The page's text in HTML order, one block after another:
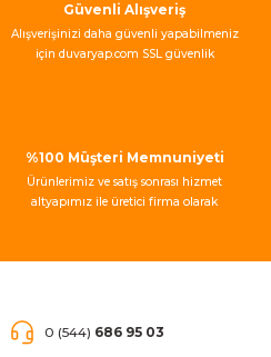
Güvenli Alışveriş
Alışverişinizi daha güvenli yapabilmeniz
için duvaryap.com SSL güvenlik
%100 Müşteri Memnuniyeti
Ürünlerimiz ve satış sonrası hizmet
altyapımız ile üretici firma olarak
0 (544) 686 95 03